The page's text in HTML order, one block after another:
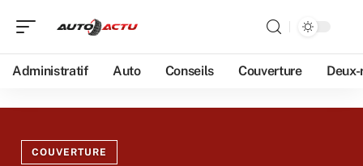
Administratif Auto Conseils Couverture
COUVERTURE